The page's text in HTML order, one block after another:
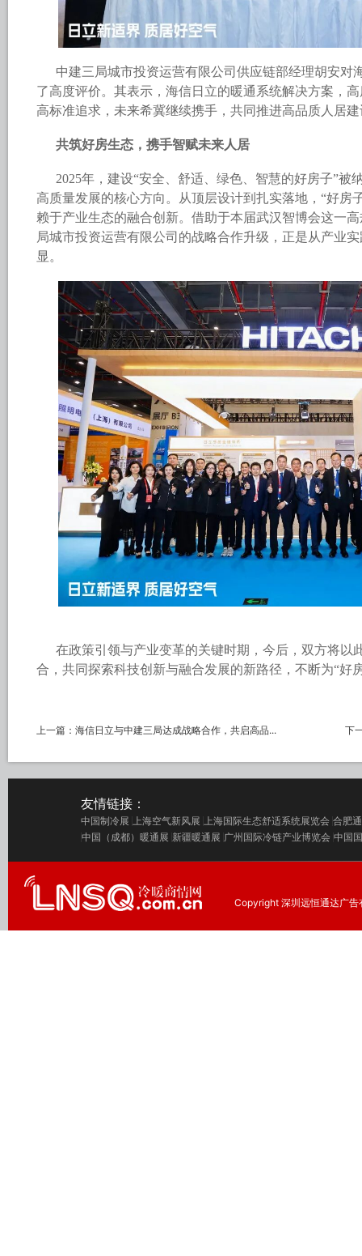
中建三局城市投资运营有限公司供应链部经理胡安对
了高度评价。其表示，海信日立的暖通系统解决方案，
高标准追求，未来希冀继续携手，共同推进高品质人居
共筑好房生态，携手智赋未来人居
2025年，建设“安全、舒适、绿色、智慧的好房子”被
高质量发展的核心方向。从顶层设计到扎实落地，“好房
赖于产业生态的融合创新。借助于本届武汉智博会这一
局城市投资运营有限公司的战略合作升级，正是从产业
显。
在政策引领与产业变革的关键时期，今后，双方将以
合，共同探索科技创新与融合发展的新路径，不断为“好
上一篇： 海信日立与中建三局达成战略合作，共启高品... 下
友情链接：
中国制冷展 上海空气新风展 上海国际生态舒适系统展览会 合肥
中国（成都）暖通展 新疆暖通展 广州国际冷链产业博览会 中国
Copyright 深圳远恒通达广告